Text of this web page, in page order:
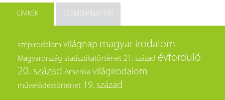
CÍMKÉK ESEMÉNYNAPTÁR
szépirodalom világnap magyar irodalom
Magyarország statisztikatörténet 21. század évforduló
20. század Amerika világirodalom
művelődéstörténet 19. század